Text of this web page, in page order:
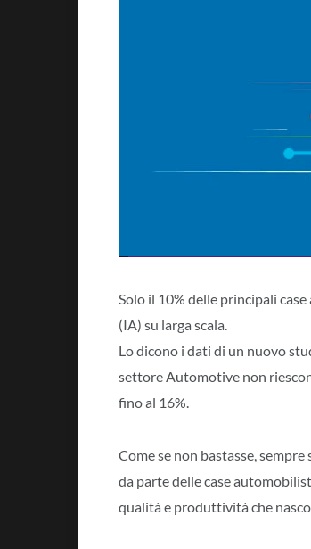
Solo il 10% delle principali
(IA) su larga scala.
Lo dicono i dati di un nuovo
settore Automotive non
fino al 16%.
Come se non bastasse,
da parte delle case
qualità e produttività che